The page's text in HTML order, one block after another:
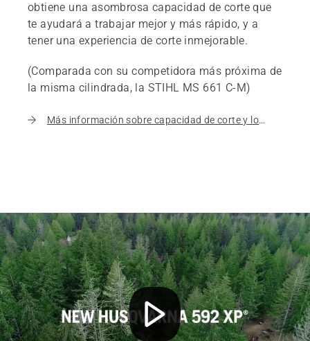
obtiene una asombrosa capacidad de corte que
te ayudará a trabajar mejor y más rápido, y a
tener una experiencia de corte inmejorable.
(Comparada con su competidora más próxima de
la misma cilindrada, la STIHL MS 661 C-M)
Más información sobre capacidad de corte y los resultados de la prueba